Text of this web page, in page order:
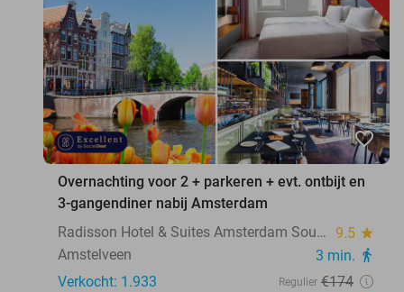
favorite_border
Overnachting voor 2 + parkeren + evt. ontbijt en
3-gangendiner nabij Amsterdam
Radisson Hotel & Suites Amsterdam South 9.5 star
Amstelveen 3 min. directions_walk
Verkocht: 1.933 Regulier €174